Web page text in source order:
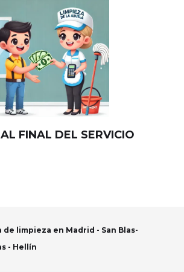
FINAL DEL SERVICIO
de limpieza en Madrid - San Blas-
- Hellín